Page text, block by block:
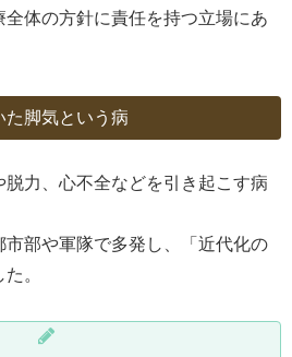
全体の方針に責任を持つ立場にあ
た脚気という病
脱力、心不全などを引き起こす病
部や軍隊で多発し、「近代化の
。